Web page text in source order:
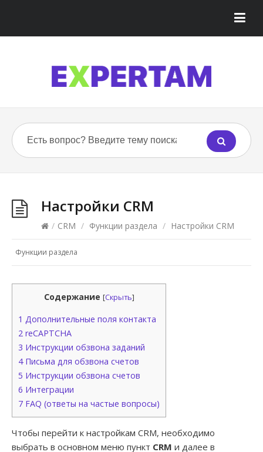
Настройки CRM
/ CRM / Функции раздела / Настройки CRM
Функции раздела
Содержание [Скрыть]
1 Дополнительные поля контакта
2 reCAPTCHA
3 Инструкции обзвона заданий
4Письма для обзвона счетов
5 Инструкции обзвона счетов
6 Интеграции
7 FAQ (ответы на частые вопросы)
Чтобы перейти к настройкам CRM, необходимо
выбрать в основном меню пункт CRM и далее в